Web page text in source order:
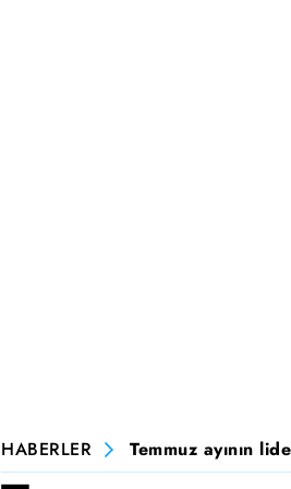
HABERLER Temmuz ayının